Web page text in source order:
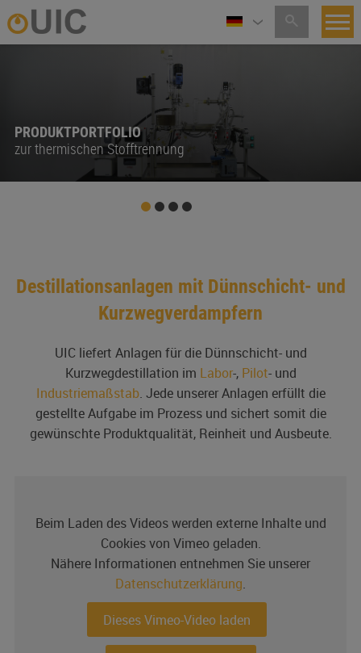
PRODUKTPORTFOLIO
zur thermischen Stofftrennung
Destillationsanlagen mit Dünnschicht- und
Kurzwegverdampfern
UIC liefert Anlagen für die Dünnschicht- und
Kurzwegdestillation im Labor-, Pilot- und
Industriemaßstab. Jede unserer Anlagen erfüllt die
gestellte Aufgabe im Prozess und sichert somit die
gewünschte Produktqualität, Reinheit und Ausbeute.
Beim Laden des Videos werden externe Inhalte und
Cookies von Vimeo geladen.
Nähere Informationen entnehmen Sie unserer
Datenschutzerklärung.
Dieses Vimeo-Video laden